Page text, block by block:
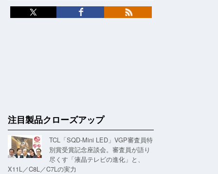
注目製品クローズアップ
TCL「SQD-Mini LED」VGP審査員特
別賞受賞記念座談会。審査員が語り
尽くす「液晶テレビの進化」と、
X11L／C8L／C7Lの実力